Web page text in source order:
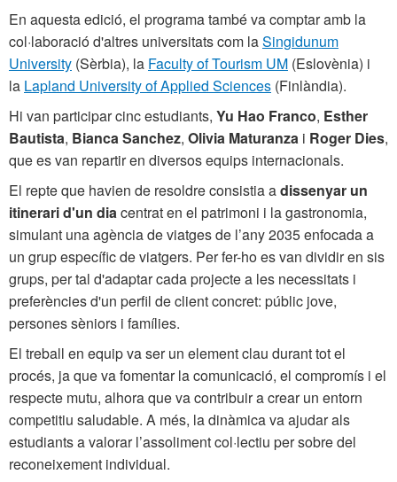
En aquesta edició, el programa també va comptar amb la
col·laboració d'altres universitats com laSingidunum
University (Sèrbia), la Faculty of Tourism UM (Eslovènia) i
la Lapland University of Applied Sciences (Finlàndia).
Hi van participar cinc estudiants, Yu Hao Franco, Esther
Bautista, Bianca Sanchez, Olivia Maturanza i Roger Dies,
que es van repartir en diversos equips internacionals.
El repte que havien de resoldre consistia adissenyar un
itinerari d'un diacentrat en el patrimoni i la gastronomia,
simulant una agència de viatges de l’any 2035 enfocada a
un grup específic de viatgers. Per fer-ho es van dividir en sis
grups, per tal d'adaptar cada projecte a les necessitats i
preferències d'un perfil de client concret: públic jove,
persones sèniors i famílies.
El treball en equip va ser un element clau durant tot el
procés, ja que va fomentar la comunicació, el compromís i el
respecte mutu, alhora que va contribuir a crear un entorn
competitiu saludable. A més, la dinàmica va ajudar als
estudiants a valorar l’assoliment col·lectiu per sobre del
reconeixement individual.